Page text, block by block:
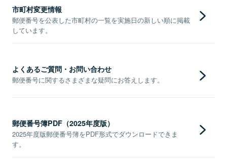
市町村変更情報
郵便番号を公表した市町村の一覧を実施日の新しい順に掲載
しています。
よくあるご質問・お問い合わせ
郵便番号に関するさまざまな疑問にお答えします。
郵便番号簿PDF（2025年度版）
2025年度版郵便番号簿をPDF形式でダウンロードできま
す。